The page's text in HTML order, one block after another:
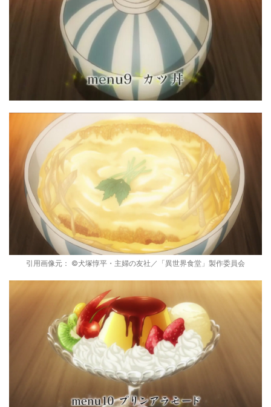
引用画像元： ©犬塚惇平・主婦の友社／「異世界食堂」製作委員会